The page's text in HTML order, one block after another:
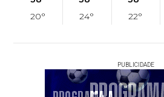
20°
24°
22°
PUBLICIDADE